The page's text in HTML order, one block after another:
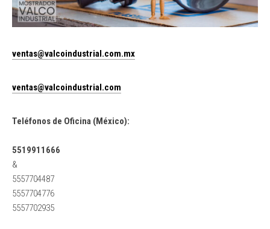
ventas@valcoindustrial.com.mx
ventas@valcoindustrial.com
Teléfonos de Oficina (México):
5519911666
&
5557704487
5557704776
5557702935